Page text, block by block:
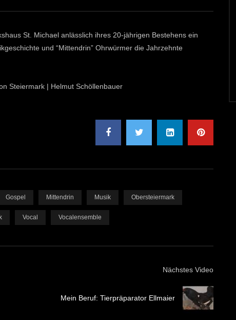
St. Michael anlässlich ihres 20-jährigen Bestehens ein
und “Mittendrin” Ohrwürmer die Jahrzehnte
Steiermark | Helmut Schöllenbauer
Gospel Mittendrin Musik Obersteiermark
Vocal Vocalensemble
Nächstes Video
Mein Beruf: Tierpräparator Ellmaier